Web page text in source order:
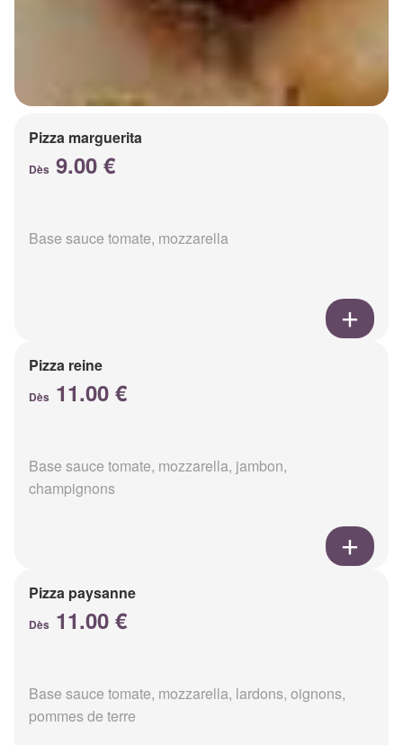
Pizza marguerita
Dès 9.00 €
Base sauce tomate, mozzarella
Pizza reine
Dès 11.00 €
Base sauce tomate, mozzarella, jambon,
champignons
Pizza paysanne
Dès 11.00 €
Base sauce tomate, mozzarella, lardons, oignons,
pommes de terre